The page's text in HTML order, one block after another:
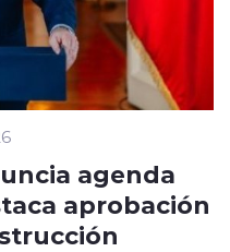
agenda
aprobación